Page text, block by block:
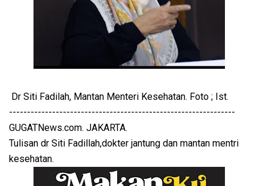
Dr Siti Fadilah, Mantan Menteri Kesehatan. Foto ; Ist.
---------------------------------------------------------------
GUGATNews.com. JAKARTA.
Tulisan dr Siti Fadillah,dokter jantung dan mantan mentri
kesehatan.